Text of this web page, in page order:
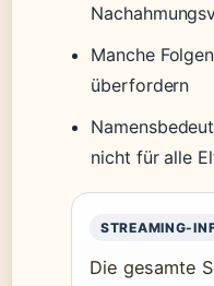
Manche
überfordern
nicht für alle
STREAMING-
Die gesamte